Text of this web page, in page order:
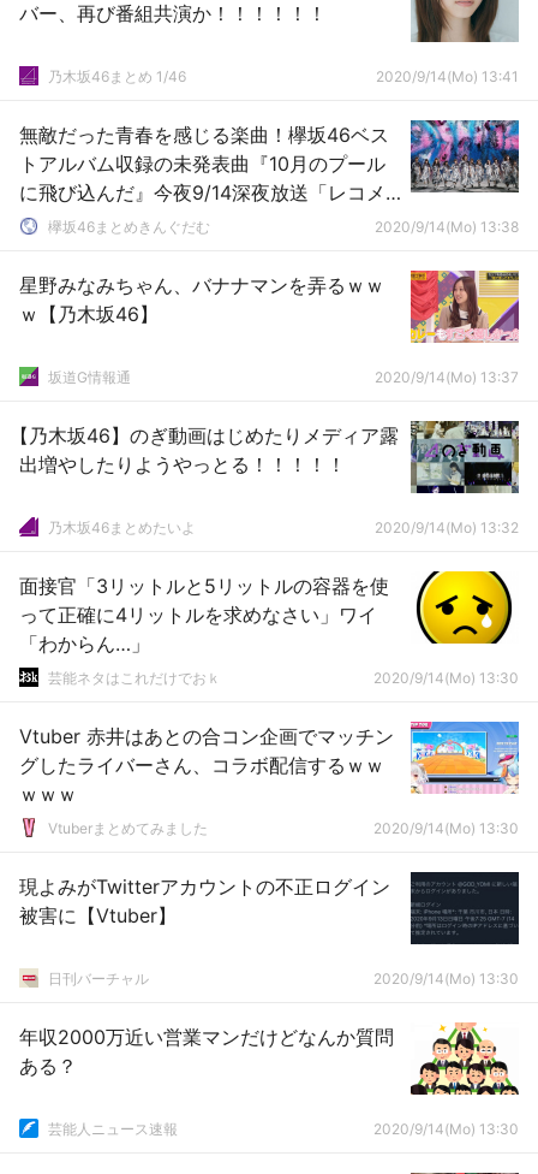
バー、再び番組共演か！！！！！！
乃木坂46まとめ 1/46 2020/9/14(Mo) 13:41
無敵だった青春を感じる楽曲！欅坂46ベス
トアルバム収録の未発表曲『10月のプール
に飛び込んだ』今夜9/14深夜放送「レコメ
ン！」24時台にフルサイズ銀河系初解禁
欅坂46まとめきんぐだむ 2020/9/14(Mo) 13:38
星野みなみちゃん、バナナマンを弄るｗｗ
ｗ【乃木坂46】
坂道G情報通 2020/9/14(Mo) 13:37
【乃木坂46】のぎ動画はじめたりメディア露
出増やしたりようやっとる！！！！！
乃木坂46まとめたいよ 2020/9/14(Mo) 13:32
面接官「3リットルと5リットルの容器を使
って正確に4リットルを求めなさい」ワイ
「わからん…」
芸能ネタはこれだけでおｋ 2020/9/14(Mo) 13:30
Vtuber 赤井はあとの合コン企画でマッチン
グしたライバーさん、コラボ配信するｗｗ
ｗｗｗ
Vtuberまとめてみました 2020/9/14(Mo) 13:30
現よみがTwitterアカウントの不正ログイン
被害に【Vtuber】
日刊バーチャル 2020/9/14(Mo) 13:30
年収2000万近い営業マンだけどなんか質問
ある？
芸能人ニュース速報 2020/9/14(Mo) 13:30